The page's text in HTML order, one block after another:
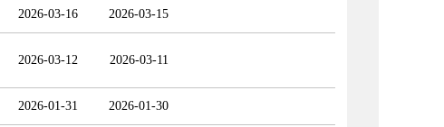
2026-03-16 2026-03-15
2026-03-12 2026-03-11
2026-01-31 2026-01-30